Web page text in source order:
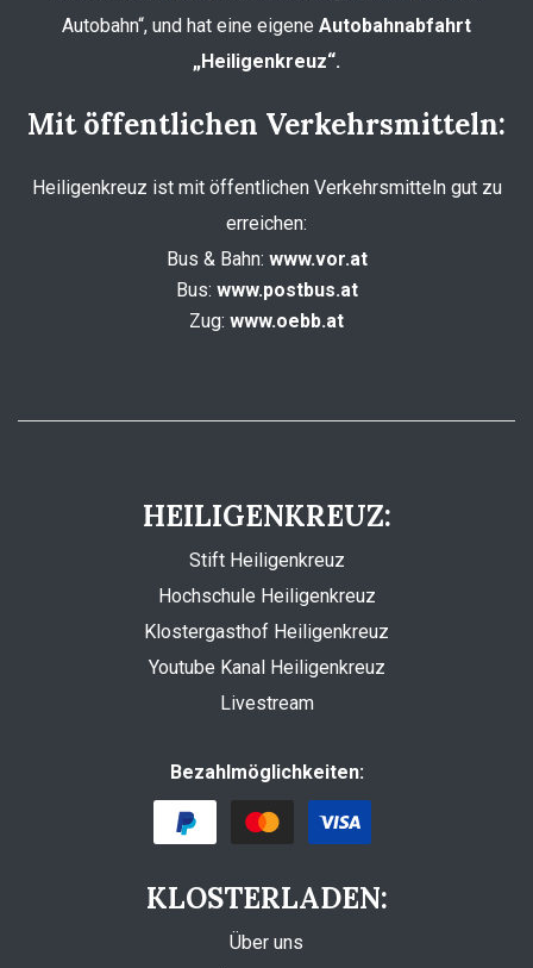
Autobahn“, und hat eine eigene Autobahnabfahrt
„Heiligenkreuz“.
Mit öffentlichen Verkehrsmitteln:
Heiligenkreuz ist mit öffentlichen Verkehrsmitteln gut zu
erreichen:
Bus & Bahn: www.vor.at
Bus: www.postbus.at
Zug: www.oebb.at
HEILIGENKREUZ:
Stift Heiligenkreuz
Hochschule Heiligenkreuz
Klostergasthof Heiligenkreuz
Youtube Kanal Heiligenkreuz
Livestream
Bezahlmöglichkeiten:
KLOSTERLADEN:
Über uns